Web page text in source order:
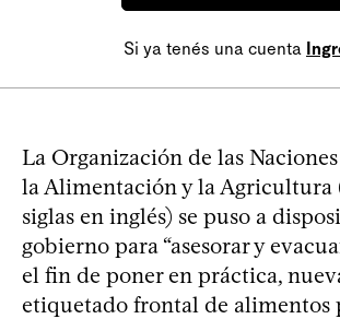
Si ya tenés una cuenta
La Organización de las
la Alimentación y la Agricultura
siglas en inglés) se puso a
gobierno para “asesorar y
el fin de poner en práctica,
etiquetado frontal de alimentos